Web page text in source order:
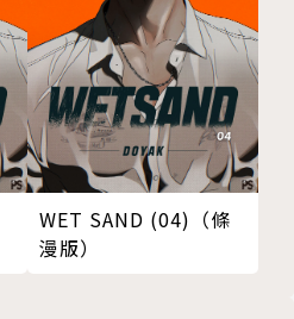
WET SAND (04)（條
漫版）